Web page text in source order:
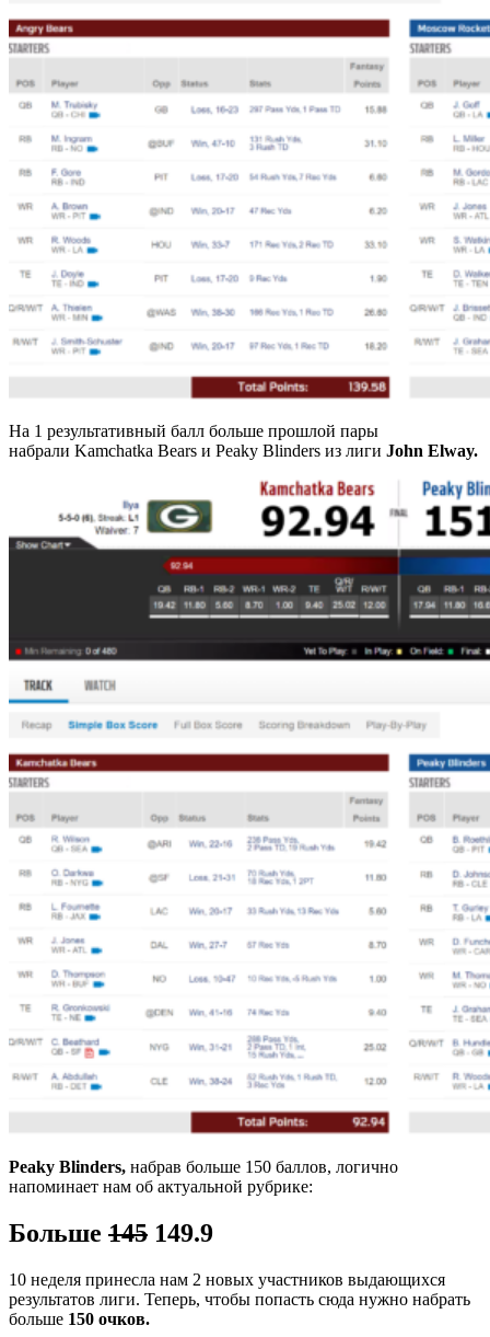
На 1 результативный балл больше прошлой пары
набрали Kamchatka Bears и Peaky Blinders из лиги John Elway.
Peaky Blinders, набрав больше 150 баллов, логично
напоминает нам об актуальной рубрике:
Больше 145 149.9
10 неделя принесла нам 2 новых участников выдающихся
результатов лиги. Теперь, чтобы попасть сюда нужно набрать
больше 150 очков.